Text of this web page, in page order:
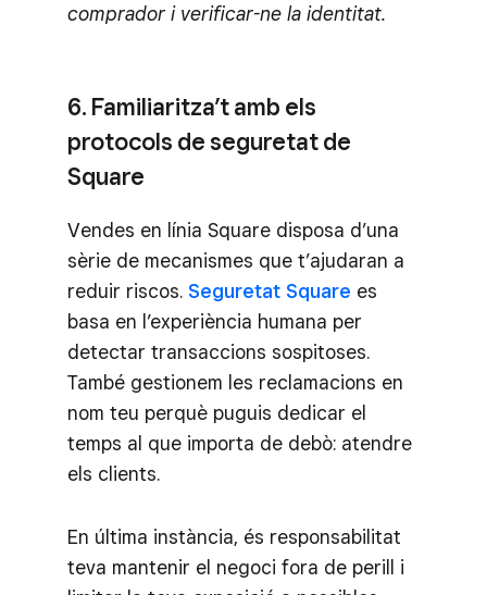
comprador i verificar-ne la identitat.
6. Familiaritza’t amb els
protocols de seguretat de
Square
Vendes en línia Square disposa d’una
sèrie de mecanismes que t’ajudaran a
reduir riscos. Seguretat Square es
basa en l’experiència humana per
detectar transaccions sospitoses.
També gestionem les reclamacions en
nom teu perquè puguis dedicar el
temps al que importa de debò: atendre
els clients.
En última instància, és responsabilitat
teva mantenir el negoci fora de perill i